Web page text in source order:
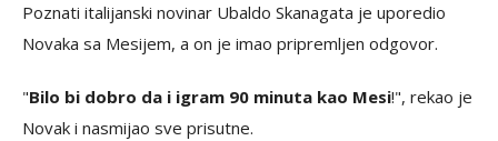
Poznati italijanski novinar Ubaldo Skanagata je uporedio
Novaka sa Mesijem, a on je imao pripremljen odgovor.
"Bilo bi dobro da i igram 90 minuta kao Mesi!", rekao je
Novak i nasmijao sve prisutne.